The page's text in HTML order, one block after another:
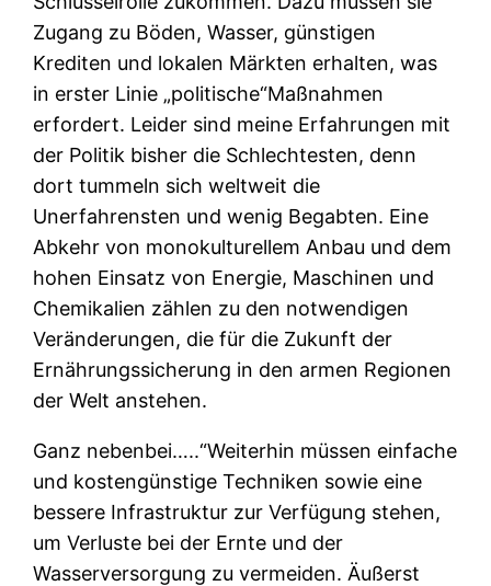
Zugang zu Böden, Wasser, günstigen
Krediten und lokalen Märkten erhalten, was
in erster Linie „politische“Maßnahmen
erfordert. Leider sind meine Erfahrungen mit
der Politik bisher die Schlechtesten, denn
dort tummeln sich weltweit die
Unerfahrensten und wenig Begabten. Eine
Abkehr von monokulturellem Anbau und dem
hohen Einsatz von Energie, Maschinen und
Chemikalien zählen zu den notwendigen
Veränderungen, die für die Zukunft der
Ernährungssicherung in den armen Regionen
der Welt anstehen.
Ganz nebenbei…..“Weiterhin müssen einfache
und kostengünstige Techniken sowie eine
bessere Infrastruktur zur Verfügung stehen,
um Verluste bei der Ernte und der
Wasserversorgung zu vermeiden. Äußerst